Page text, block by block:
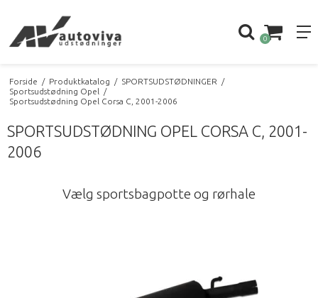
0
Forside / Produktkatalog / SPORTSUDSTØDNINGER
/
Sportsudstødning Opel
/
Sportsudstødning Opel Corsa C, 2001-2006
SPORTSUDSTØDNING OPEL CORSA C, 2001-
2006
Vælg sportsbagpotte og rørhale